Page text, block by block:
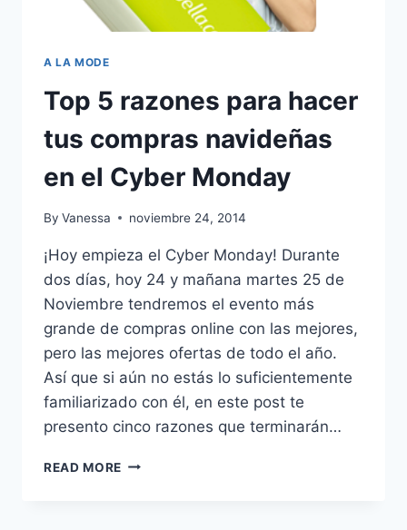
A LA MODE
Top 5 razones para hacer
tus compras navideñas
en el Cyber Monday
By Vanessa noviembre 24, 2014
¡Hoy empieza el Cyber Monday! Durante
dos días, hoy 24 y mañana martes 25 de
Noviembre tendremos el evento más
grande de compras online con las mejores,
pero las mejores ofertas de todo el año.
Así que si aún no estás lo suficientemente
familiarizado con él, en este post te
presento cinco razones que terminarán…
READ MORE TOP